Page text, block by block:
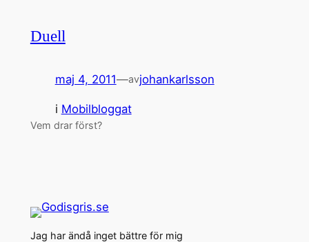
Duell
maj 4, 2011—avjohankarlsson
i Mobilbloggat
Vem drar först?
Jag har ändå inget bättre för mig